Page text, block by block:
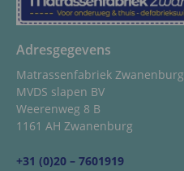
Adresgegevens
Matrassenfabriek Zwanenburg
MVDS slapen BV
Weerenweg 8 B
1161 AH Zwanenburg
+31 (0)20 – 7601919